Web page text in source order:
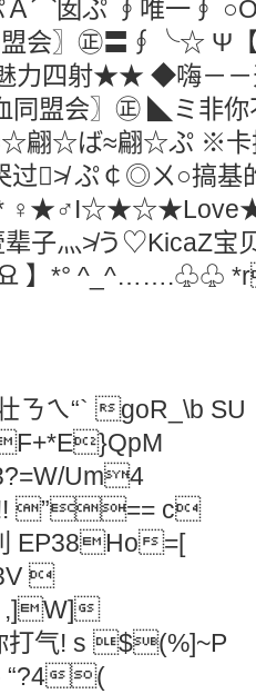
Ａ⌒囡ぷ ∮唯一∮
盟会〗㊣〓∮╰☆ Ψ
力四射★★ ◆嗨－－
同盟会〗㊣ ◣ミ非
翩☆ば≈翩☆ぷ ※卡
过≯ ぷ￠◎ㄨ○搞
辈子灬≯う♡KicaZ
요 】*°
ㄋㄟ“` goR_\b
Um4
!!! ”== c
EP38Ho=[

,]W]
气! s $(%]~P
“?4(